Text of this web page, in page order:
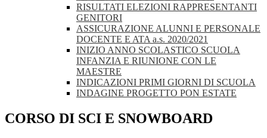
RISULTATI ELEZIONI RAPPRESENTANTI
GENITORI
ASSICURAZIONE ALUNNI E PERSONALE
DOCENTE E ATA a.s. 2020/2021
INIZIO ANNO SCOLASTICO SCUOLA
INFANZIA E RIUNIONE CON LE
MAESTRE
INDICAZIONI PRIMI GIORNI DI SCUOLA
INDAGINE PROGETTO PON ESTATE
CORSO DI SCI E SNOWBOARD